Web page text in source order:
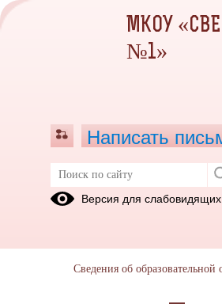
Карта сайта
Прием обращений через ПОС
МКОУ
№1»
Написать
Версия для слабовидящих
Сведения об образовательной